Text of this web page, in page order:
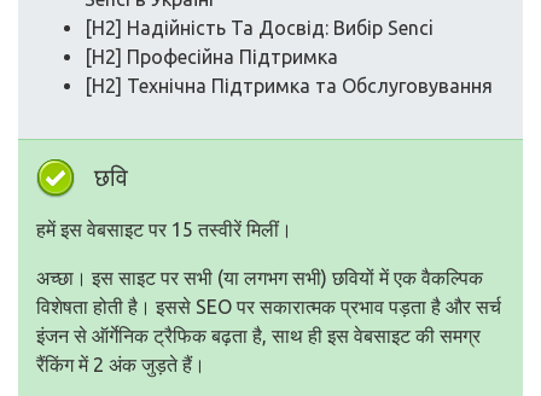
[H2] Надійність Та Досвід: Вибір Senci
[H2] Професійна Підтримка
[H2] Технічна Підтримка та Обслуговування
छवि
हमें इस वेबसाइट पर 15 तस्वीरें मिलीं।
अच्छा। इस साइट पर सभी (या लगभग सभी) छवियों में एक वैकल्पिक
विशेषता होती है। इससे SEO पर सकारात्मक प्रभाव पड़ता है और सर्च
इंजन से ऑर्गेनिक ट्रैफिक बढ़ता है, साथ ही इस वेबसाइट की समग्र
रैंकिंग में 2 अंक जुड़ते हैं।